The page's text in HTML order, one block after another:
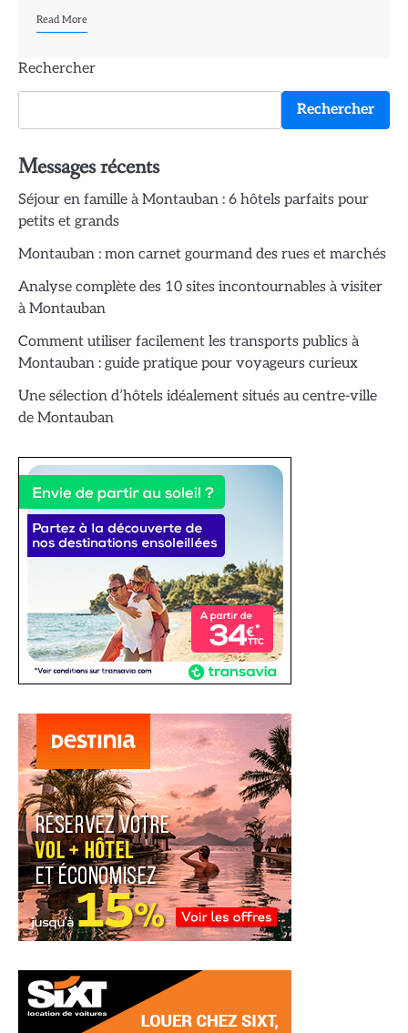
Read More
Rechercher
Rechercher
Messages récents
Séjour en famille à Montauban : 6 hôtels parfaits pour
petits et grands
Montauban : mon carnet gourmand des rues et marchés
Analyse complète des 10 sites incontournables à visiter
à Montauban
Comment utiliser facilement les transports publics à
Montauban : guide pratique pour voyageurs curieux
Une sélection d’hôtels idéalement situés au centre-ville
de Montauban